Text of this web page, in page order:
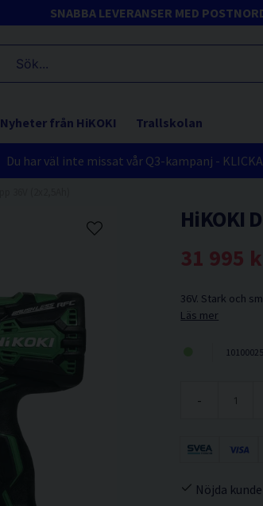
SNABBA LEVERANSER MED
Nyheter från HiKOKI Trallskolan
Du har väl inte missat vår Q3-kampanj - KLICKA
HiKOKI
31 995
36V. Stark och
Läs mer
10100025
-
Nöjda